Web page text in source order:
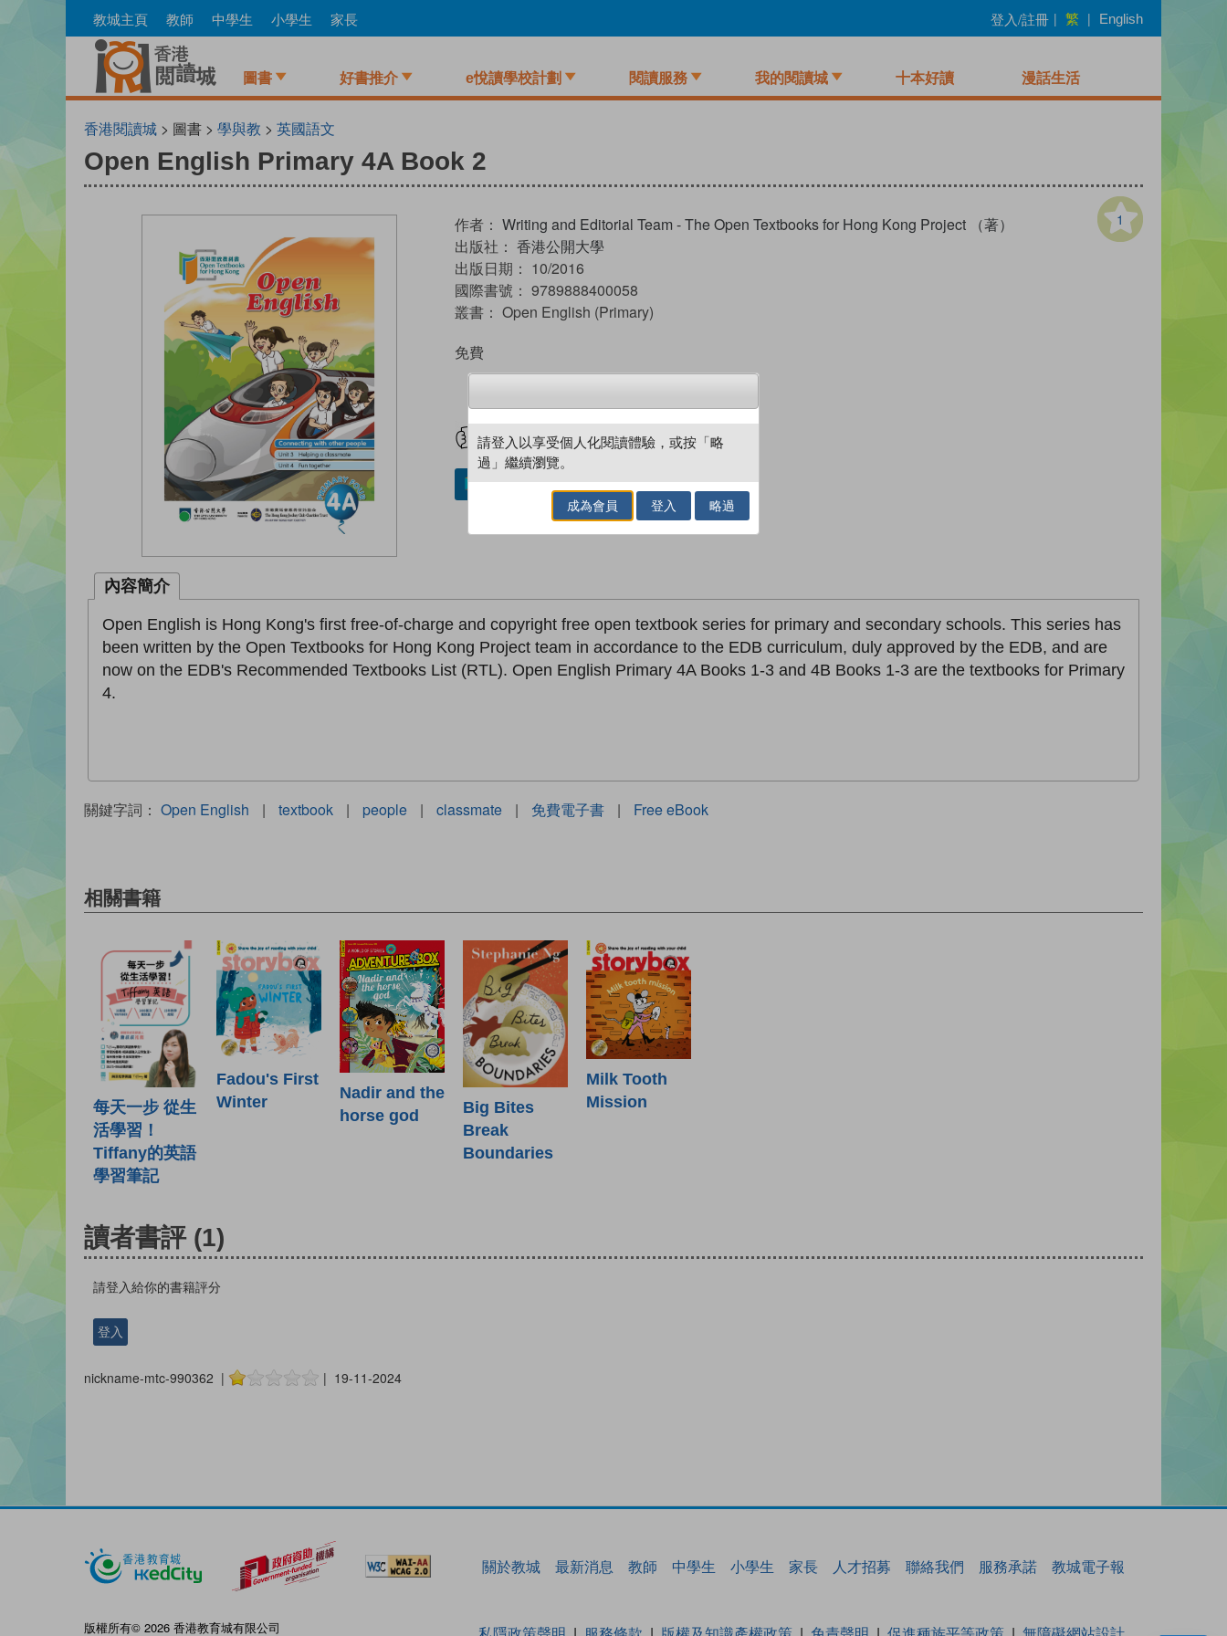
to
教城主頁 教師 中學生 小學生 家長 登入/註冊 | 繁 | English
圖書 好書推介 e悅讀學校計劃 閱讀服務 我的閱讀城 十本好讀 漫話生活
香港閱讀城 > 圖書 > 學與教 > 英國語文
Open English Primary 4A Book 2
1
作者： Writing and Editorial Team - The Open Textbooks for Hong Kong Project （著）
出版社： 香港公開大學
出版日期： 10/2016
國際書號： 9789888400058
叢書： Open English (Primary)
免費
試閲 加入閱讀紀錄
加入／閱讀電子書
內容簡介
Open English is Hong Kong's first free-of-charge and copyright free open textbook series for primary and secondary schools. This series has
been written by the Open Textbooks for Hong Kong Project team in accordance to the EDB curriculum, duly approved by the EDB, and are
now on the EDB's Recommended Textbooks List (RTL). Open English Primary 4A Books 1-3 and 4B Books 1-3 are the textbooks for Primary
4.
關鍵字詞： Open English | textbook | people | classmate | 免費電子書 | Free eBook
相關書籍
每天一步 從生
活學習！
Tiffany的英語
學習筆記
Fadou's First
Winter
Nadir and the
horse god
Big Bites
Break
Boundaries
Milk Tooth
Mission
讀者書評 (1)
請登入給你的書籍評分
登入
nickname-mtc-990362 | | 19-11-2024
關於教城 最新消息 教師 中學生 小學生 家長 人才招募 聯絡我們 服務承諾 教城電子報
版權所有© 2026 香港教育城有限公司
請登入以享受個人化閱讀體驗，或按「略
過」繼續瀏覽。
成為會員 登入 略過